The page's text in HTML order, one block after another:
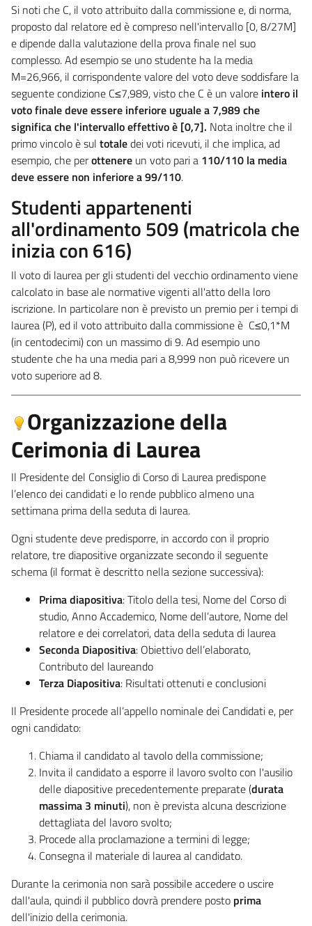
Si noti che C, il voto attribuito dalla commissione e, di norma,
proposto dal relatore ed è compreso nell'intervallo [0, 8/27M]
e dipende dalla valutazione della prova finale nel suo
complesso. Ad esempio se uno studente ha la media
M=26,966, il corrispondente valore del voto deve soddisfare la
seguente condizione C≤7,989, visto che C è un valore intero il
voto finale deve essere inferiore uguale a 7,989 che
significa che l'intervallo effettivo è [0,7]. Nota inoltre che il
primo vincolo è sul totaledei voti ricevuti, il che implica, ad
esempio, che perottenere un voto pari a 110/110 la media
deve essere non inferiore a 99/110.
Studenti appartenenti
all'ordinamento 509 (matricola che
inizia con 616)
Il voto di laurea per gli studenti del vecchio ordinamento viene
calcolato in base ale normative vigenti all'atto della loro
iscrizione. In particolare non è previsto un premio per i tempi di
laurea (P), ed il voto attribuito dalla commissione è C≤0,1*M
(in centodecimi) con un massimo di 9. Ad esempio uno
studente che ha una media pari a 8,999 non può ricevere un
voto superiore ad 8.
Organizzazione della
Cerimonia di Laurea
Il Presidente del Consiglio di Corso di Laurea predispone
l’elenco dei candidati e lo rende pubblico almeno una
settimana prima della seduta di laurea.
Ogni studente deve predisporre, in accordo con il proprio
relatore, tre diapositive organizzate secondo il seguente
schema (il format è descritto nella sezione successiva):
Prima diapositiva: Titolo della tesi, Nome del Corso di
studio, Anno Accademico, Nome dell’autore, Nome del
relatore e dei correlatori, data della seduta di laurea
Seconda Diapositiva: Obiettivo dell’elaborato,
Contributo del laureando
Terza Diapositiva: Risultati ottenuti e conclusioni
Il Presidente procede all’appello nominale dei Candidati e, per
ogni candidato:
Chiama il candidato al tavolo della commissione;
Invita il candidato a esporre il lavoro svolto con l'ausilio
delle diapositive precedentemente preparate (durata
massima 3 minuti), non è prevista alcuna descrizione
dettagliata del lavoro svolto;
Procede alla proclamazione a termini di legge;
Consegna il materiale di laurea al candidato.
Durante la cerimonia non sarà possibile accedere o uscire
dall'aula, quindi il pubblico dovrà prendere posto prima
dell'inizio della cerimonia.